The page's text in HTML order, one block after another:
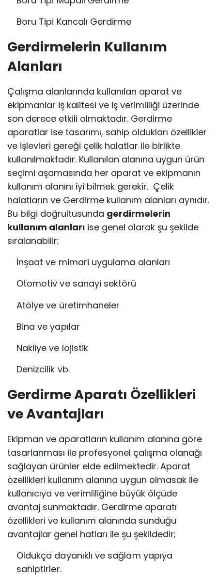
Boru Tipi Kancalı Gerdirme
Gerdirmelerin Kullanım
Alanları
Çalışma alanlarında kullanılan aparat ve
ekipmanlar iş kalitesi ve iş verimliliği üzerinde
son derece etkili olmaktadır. Gerdirme
aparatlar ise tasarımı, sahip oldukları özellikler
ve işlevleri gereği çelik halatlar ile birlikte
kullanılmaktadır. Kullanılan alanına uygun ürün
seçimi aşamasında her aparat ve ekipmanın
kullanım alanını iyi bilmek gerekir. Çelik
halatların ve Gerdirme kullanım alanları aynıdır.
Bu bilgi doğrultusunda gerdirmelerin
kullanım alanları ise genel olarak şu şekilde
sıralanabilir;
İnşaat ve mimari uygulama alanları
Otomotiv ve sanayi sektörü
Atölye ve üretimhaneler
Bina ve yapılar
Nakliye ve lojistik
Denizcilik vb.
Gerdirme Aparatı Özellikleri
ve Avantajları
Ekipman ve aparatların kullanım alanına göre
tasarlanması ile profesyonel çalışma olanağı
sağlayan ürünler elde edilmektedir. Aparat
özellikleri kullanım alanına uygun olmasak ile
kullanıcıya ve verimliliğine büyük ölçüde
avantaj sunmaktadır. Gerdirme aparatı
özellikleri ve kullanım alanında sunduğu
avantajlar genel hatları ile şu şekildedir;
Oldukça dayanıklı ve sağlam yapıya
sahiptirler.